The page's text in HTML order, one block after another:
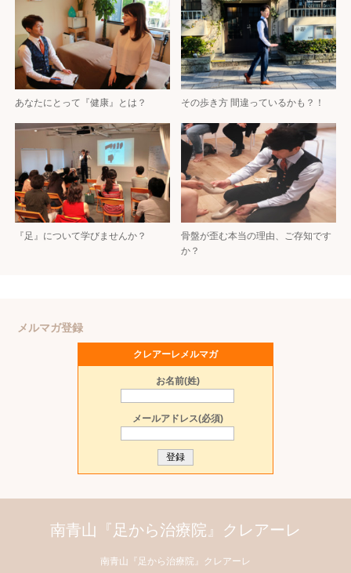
あなたにとって『健康』とは？ その歩き方 間違っているかも？！
『足』について学びませんか？
骨盤が歪む本当の理由、ご存知です
か？
メルマガ登録
クレアーレメルマガ
お名前(姓)
メールアドレス(必須)
南青山『足から治療院』クレアーレ
南青山『足から治療院』クレアーレ